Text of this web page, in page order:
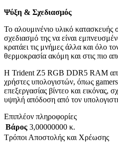
Ψύξη & Σχεδιασμός
Το αλουμινένιο υλικό
σχεδιασμό της να είναι
κρατάει τις μνήμες άλλα και όλο
θερμοκρασία ακόμη και στις πιο
Η Trident Z5 RGB DDR5 RAM
χρήστες υπολογιστών, όπως
επεξεργασίας βίντεο και εικόνας,
υψηλή απόδοση από τον
Επιπλέον πληροφορίες
Βάρος 3,00000000 κ.
Τρόποι Αποστολής και Χρέωσης